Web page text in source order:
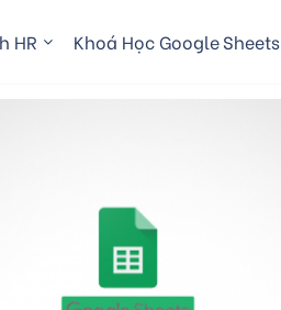
HR Khoá Học Google Sheets